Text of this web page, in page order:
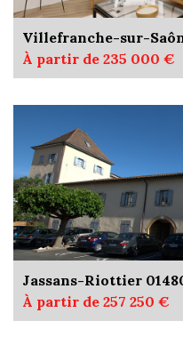
Villefranche-sur-
À partir de 235 000 €
Jassans-Riottier
À partir de 257 250 €